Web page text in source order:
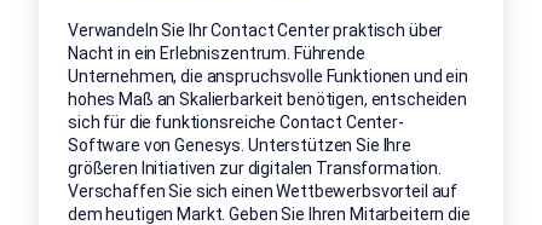
Verwandeln Sie Ihr Contact Center praktisch über
Nacht in ein Erlebniszentrum. Führende
Unternehmen, die anspruchsvolle Funktionen und ein
hohes Maß an Skalierbarkeit benötigen, entscheiden
sich für die funktionsreiche Contact Center-
Software von Genesys. Unterstützen Sie Ihre
größeren Initiativen zur digitalen Transformation.
Verschaffen Sie sich einen Wettbewerbsvorteil auf
dem heutigen Markt. Geben Sie Ihren Mitarbeitern die